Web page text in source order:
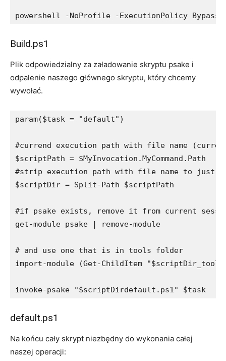
powershell -NoProfile -ExecutionPolicy
Build.ps1
Plik odpowiedzialny za załadowanie skryptu psake i
odpalenie naszego głównego skryptu, który chcemy
wywołać.
param($task = "default")
#currend execution path with file name
$scriptPath = $MyInvocation.MyCommand.Path
#strip execution path with file name to just
$scriptDir = Split-Path $scriptPath
#if psake exists, remove it from current
get-module psake | remove-module
# and use one that is in tools folder
import-module (Get-ChildItem
invoke-psake "$scriptDirdefault.ps1" $task
default.ps1
Na końcu cały skrypt niezbędny do wykonania całej
naszej operacji: